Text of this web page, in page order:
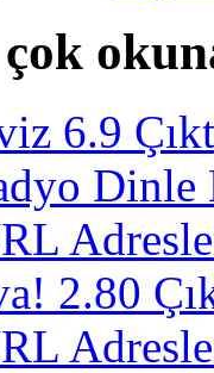
6.9
Dinle
2.80